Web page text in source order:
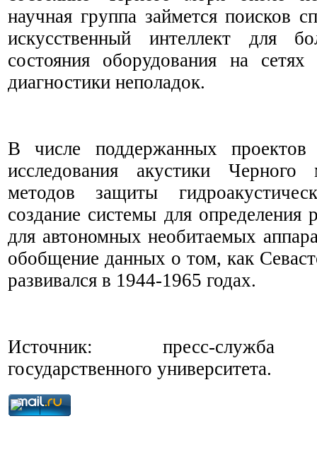
научная группа займется поисков
искусственный интеллект для
состояния оборудования на сетях
диагностики неполадок.
В числе поддержанных проектов
исследования акустики
методов защиты
создание системы для определения
для автономных необитаемых
обобщение данных о том, как
развивался в 1944-1965 годах.
Источник: пресс-служба
государственного университета.